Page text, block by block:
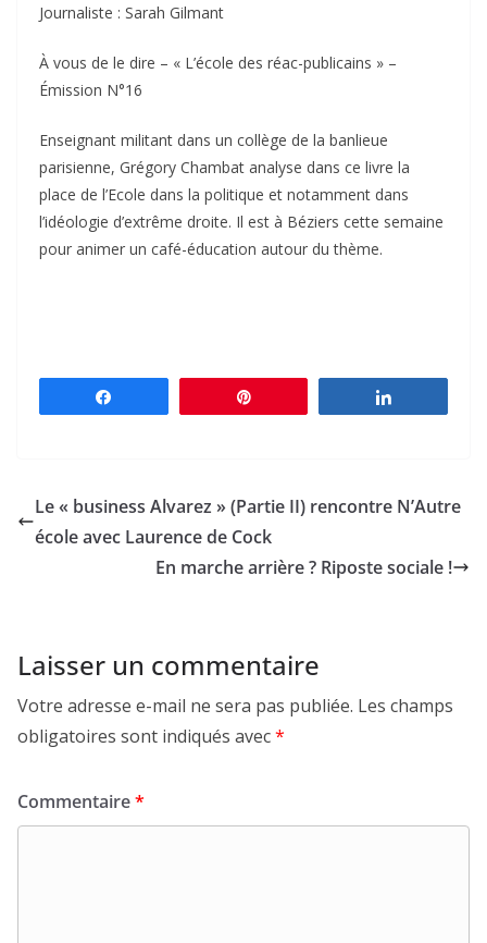
Journaliste : Sarah Gilmant
À vous de le dire – « L’école des réac-publicains » –
Émission N°16
Enseignant militant dans un collège de la banlieue
parisienne, Grégory Chambat analyse dans ce livre la
place de l’Ecole dans la politique et notamment dans
l’idéologie d’extrême droite. Il est à Béziers cette semaine
pour animer un café-éducation autour du thème.
Le « business Alvarez » (Partie II) rencontre N’Autre
école avec Laurence de Cock
En marche arrière ? Riposte sociale !
Laisser un commentaire
Votre adresse e-mail ne sera pas publiée. Les champs
obligatoires sont indiqués avec*
Commentaire*